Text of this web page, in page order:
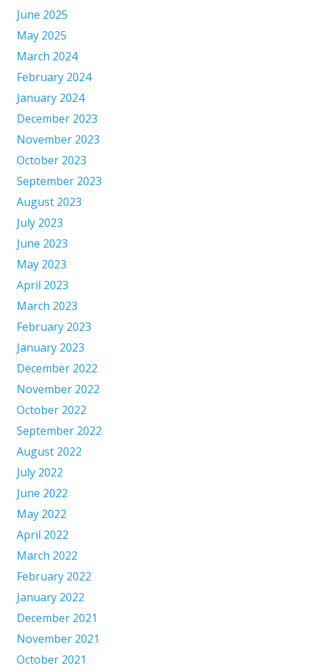
June 2025
May 2025
March 2024
February 2024
January 2024
December 2023
November 2023
October 2023
September 2023
August 2023
July 2023
June 2023
May 2023
April 2023
March 2023
February 2023
January 2023
December 2022
November 2022
October 2022
September 2022
August 2022
July 2022
June 2022
May 2022
April 2022
March 2022
February 2022
January 2022
December 2021
November 2021
October 2021